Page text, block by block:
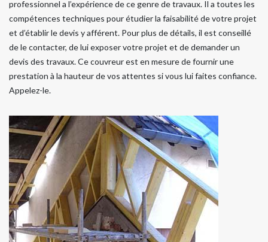
professionnel a l’expérience de ce genre de travaux. Il a toutes les
compétences techniques pour étudier la faisabilité de votre projet
et d’établir le devis y afférent. Pour plus de détails, il est conseillé
de le contacter, de lui exposer votre projet et de demander un
devis des travaux. Ce couvreur est en mesure de fournir une
prestation à la hauteur de vos attentes si vous lui faites confiance.
Appelez-le.